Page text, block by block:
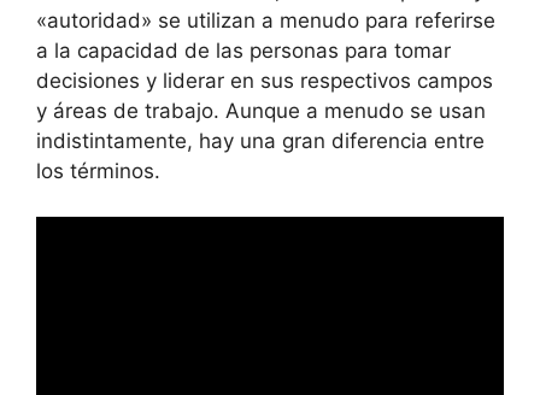
«autoridad» se utilizan a menudo para referirse
a la capacidad de las personas para tomar
decisiones y liderar en sus respectivos campos
y áreas de trabajo. Aunque a menudo se usan
indistintamente, hay una gran diferencia entre
los términos.